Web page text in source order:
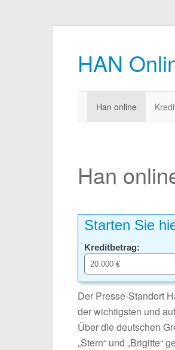
HAN
Han online
Han
Starten Sie
Kreditbetrag:
Der Presse-Standort
der wichtigsten und
Über die deutschen
„Stern“ und „Brigitte“